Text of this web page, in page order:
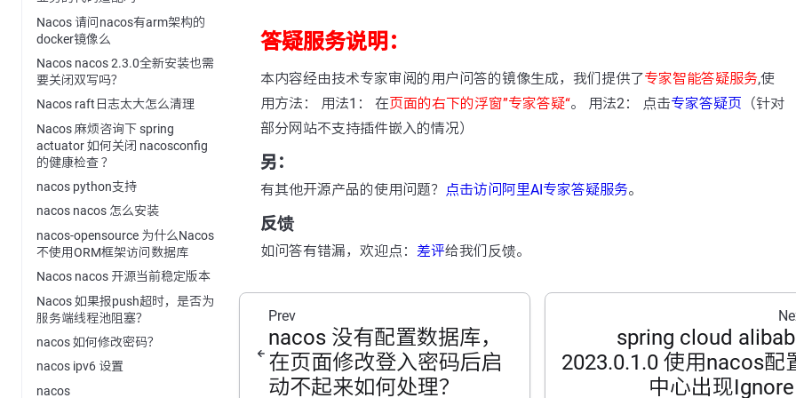
Nacos 请问nacos有arm架构的
docker镜像么
Nacos nacos 2.3.0全新安装也需
要关闭双写吗？
Nacos raft日志太大怎么清理
Nacos 麻烦咨询下 spring
actuator 如何关闭 nacosconfig
的健康检查 ？
nacos python支持
nacos nacos 怎么安装
nacos-opensource 为什么Nacos
不使用ORM框架访问数据库
Nacos nacos 开源当前稳定版本
Nacos 如果报push超时，是否为
服务端线程池阻塞？
nacos 如何修改密码？
nacos ipv6 设置
nacos
答疑服务说明：
本内容经由技术专家审阅的用户问答的镜像生成，我们提供了专家智能答疑服务,使
用方法： 用法1： 在页面的右下的浮窗”专家答疑“。 用法2： 点击专家答疑页 （针对
部分网站不支持插件嵌入的情况）
另：
有其他开源产品的使用问题？ 点击访问阿里AI专家答疑服务。
反馈
如问答有错漏，欢迎点： 差评给我们反馈。
Prev
nacos 没有配置数据库，
在页面修改登入密码后启
动不起来如何处理？
spring cloud
2023.0.1.0 使用nacos配
中心出现